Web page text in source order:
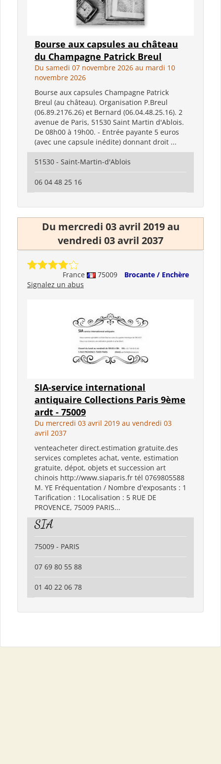
Bourse aux capsules au château
du Champagne Patrick Breul
Du samedi 07 novembre 2026 au mardi 10
novembre 2026
Bourse aux capsules Champagne Patrick
Breul (au château). Organisation P.Breul
(06.89.2176.26) et Bernard (06.04.48.25.16). 2
avenue de Paris, 51530 Saint Martin d'Ablois.
De 08h00 à 19h00. - Entrée payante 5 euros
(avec une capsule inédite) donnant droit ...
51530 - Saint-Martin-d'Ablois
06 04 48 25 16
Du mercredi 03 avril 2019 au
vendredi 03 avril 2037
France 75009
Brocante / Enchère
Signalez un abus
SIA-service international
antiquaire Collections Paris 9ème
ardt - 75009
Du mercredi 03 avril 2019 au vendredi 03
avril 2037
venteacheter direct.estimation gratuite.des
services completes achat, vente, estimation
gratuite, dépot, objets et succession art
chinois http://www.siaparis.fr tél 0769805588
M. YE Fréquentation / Nombre d'exposants : 1
Tarification : 1Localisation : 5 RUE DE
PROVENCE, 75009 PARIS...
SIA
75009 - PARIS
07 69 80 55 88
01 40 22 06 78